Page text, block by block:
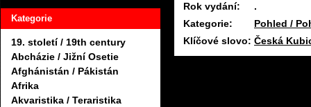
Kategorie
19. století / 19th century
Abcházie / Jižní Osetie
Afghánistán / Pákistán
Afrika
Akvaristika / Teraristika
Rok vydání:
.
Kategorie:
Pohled /
Klíčové slovo: Česká